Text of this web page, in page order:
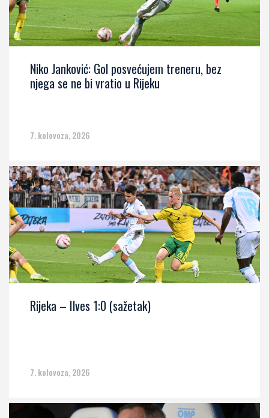
Niko Janković: Gol posvećujem treneru, bez
njega se ne bi vratio u Rijeku
7. kolovoza, 2026
Rijeka – Ilves 1:0 (sažetak)
7. kolovoza, 2026